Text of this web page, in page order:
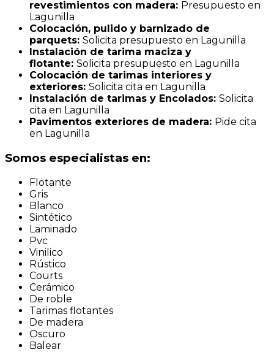
revestimientos con madera: Presupuesto en
Lagunilla
Colocación, pulido y barnizado de
parquets: Solicita presupuesto en Lagunilla
Instalación de tarima maciza y
flotante: Solicita presupuesto en Lagunilla
Colocación de tarimas interiores y
exteriores: Solicita cita en Lagunilla
Instalación de tarimas y Encolados: Solicita
cita en Lagunilla
Pavimentos exteriores de madera: Pide cita
en Lagunilla
Somos especialistas en:
Flotante
Gris
Blanco
Sintético
Laminado
Pvc
Vinilico
Rústico
Courts
Cerámico
De roble
Tarimas flotantes
De madera
Oscuro
Balear